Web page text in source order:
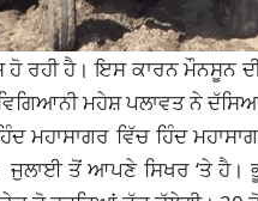
ਹੋ ਰਹੀ ਹੈ। ਇਸ ਕਾਰਨਮੌਨਸੂਨ
ਮਹੇਸ਼ ਪਲਾਵਤ ਨੇ
ਮਹਾਸਾਗਰ ਵਿੱਚ ਹਿੰਦ
ਤੋਂ ਆਪਣੇ ਸਿਖਰ ‘ਤੇ ਹੈ।